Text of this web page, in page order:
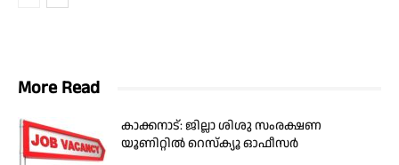
More Read
കാക്കനാട്: ജില്ലാ ശിശു സംരക്ഷണ
യൂണിറ്റിൽ റെസ്ക്യൂ ഓഫീസർ